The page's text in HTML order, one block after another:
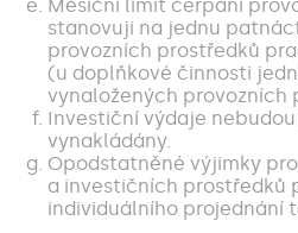
Měsíční limit čerpání
stanovuji na jednu
provozních prostředků
(u doplňkové činnosti
vynaložených provozních
Investiční výdaje
vynakládány.
Opodstatněné výjimky
a investičních prostředků
individuálního projednání